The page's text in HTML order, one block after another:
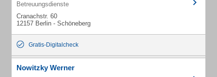
Betreuungsdienste
Cranachstr. 60
12157 Berlin - Schöneberg
Gratis-Digitalcheck
Nowitzky Werner